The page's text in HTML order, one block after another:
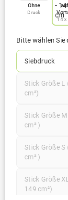
Ohne
Druck
14 x
Bitte wählen Sie
Siebdruck
Stick Größe L
cm²)
Stick Größe
cm² )
Stick Größe S
cm² )
Stick Größe
149 cm²)